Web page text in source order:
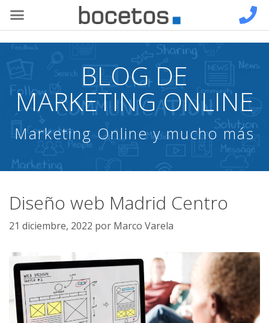
BLOG DE
MARKETING ONLINE
Marketing Online y mucho más
Diseño web Madrid Centro
21 diciembre, 2022 por Marco Varela